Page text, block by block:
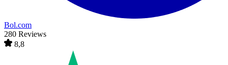
Bol.com
280 Reviews
8,8